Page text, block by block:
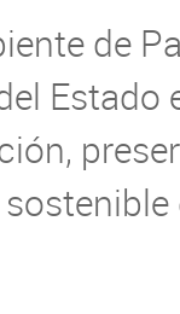
de
Estado